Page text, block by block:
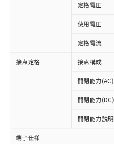
定格電圧
使用電圧
定格電流
接点定格 接点構成
開閉能力(AC)
開閉能力(DC)
開閉能力説明
端子仕様※1 対応状況